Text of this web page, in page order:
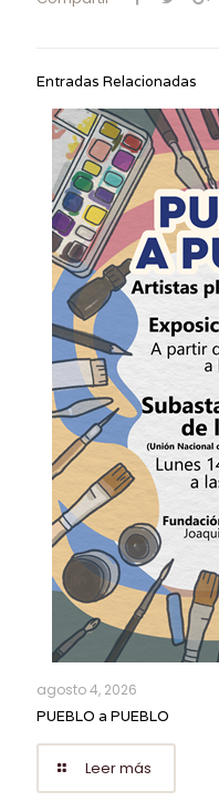
Entradas Relacionadas
agosto 4, 2026
PUEBLO a PUEBLO
Leer más